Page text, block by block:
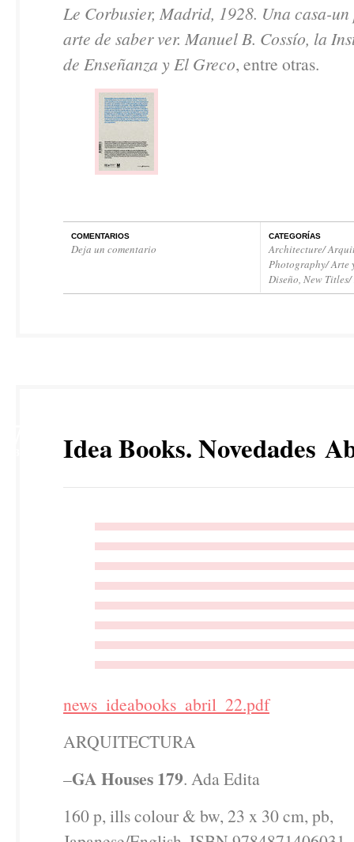
Le Corbusier, Madrid, 1928. Una casa-
arte de saber ver. Manuel B. Cossío, la
de Enseñanza y El Greco, entre otras.
COMENTARIOS
Deja un comentario
CATEGORÍAS
Architecture/
Photography/ Arte
Diseño, New Titles/
Idea Books. Novedades
news_ideabooks_abril_22.pdf
ARQUITECTURA
–GA Houses 179. Ada Edita
160 p, ills colour & bw, 23 x 30 cm, pb,